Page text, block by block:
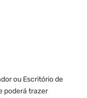
ou Escritório de
poderá trazer